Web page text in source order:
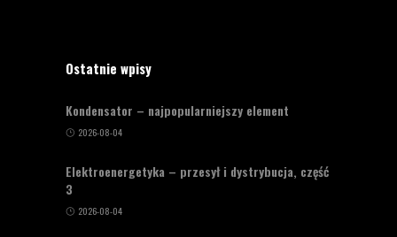
Ostatnie wpisy
Kondensator – najpopularniejszy element
2026-08-04
Elektroenergetyka – przesył i dystrybucja, część
3
2026-08-04